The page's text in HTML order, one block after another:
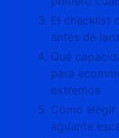
El checklist
antes de
Qué
para
extremos
Cómo
aguante